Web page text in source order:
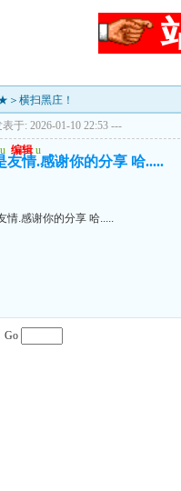
横扫黑庄！
表于: 2026-01-10 22:53 ---
u 编辑 u
友情.感谢你的分享 哈.....
情.感谢你的分享 哈.....